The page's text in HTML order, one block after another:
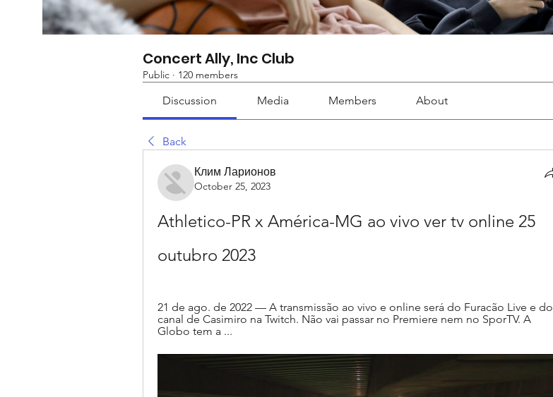
Concert Ally, Inc Club
Public · 120 members
Discussion Media Members About
Back
Клим Ларионов
October 25, 2023
Athletico-PR x América-MG ao vivo ver tv online 25
outubro 2023
21 de ago. de 2022 — A transmissão ao vivo e online será do Furacão Live e do
canal de Casimiro na Twitch. Não vai passar no Premiere nem no SporTV. A
Globo tem a ...